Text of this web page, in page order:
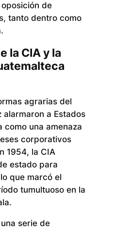
de
tanto dentro como
la CIA y la
agrarias del
a Estados
como una amenaza
corporativos
1954, la CIA
estado para
que marcó el
tumultuoso en la
serie de